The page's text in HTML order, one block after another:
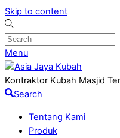
Skip to content
Menu
Kontraktor Kubah Masjid
Search
Tentang Kami
Produk